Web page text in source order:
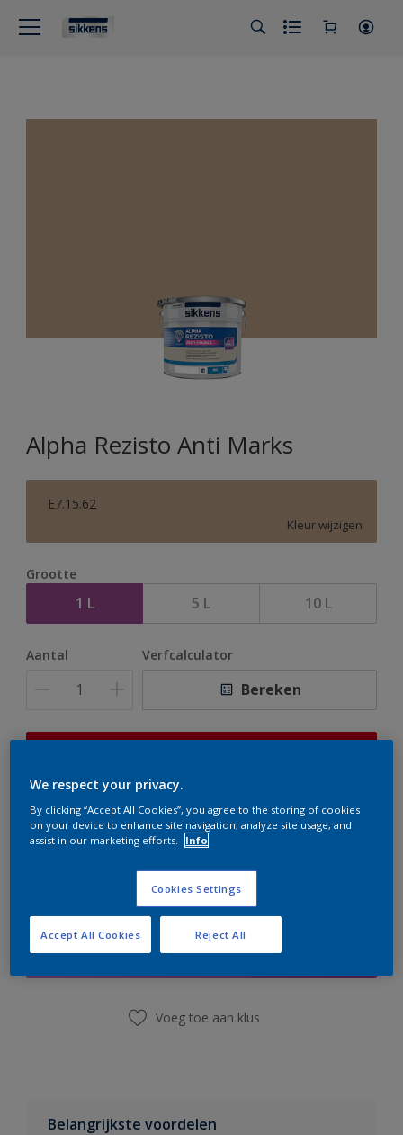
Alpha Rezisto Anti Marks
E7.15.62
Kleur wijzigen
Grootte
1 L 5 L 10 L
Aantal Verfcalculator
Bereken
er hard aan om de voorraad aan te vullen.
Boodschappenlijst
Vind een winkel
Voeg toe aan klus
Belangrijkste voordelen
We respect your privacy.
By clicking “Accept All Cookies”, you agree to the storing of cookies
on your device to enhance site navigation, analyze site usage, and
assist in our marketing efforts.
Info
Cookies Settings
Reject All
Accept All Cookies